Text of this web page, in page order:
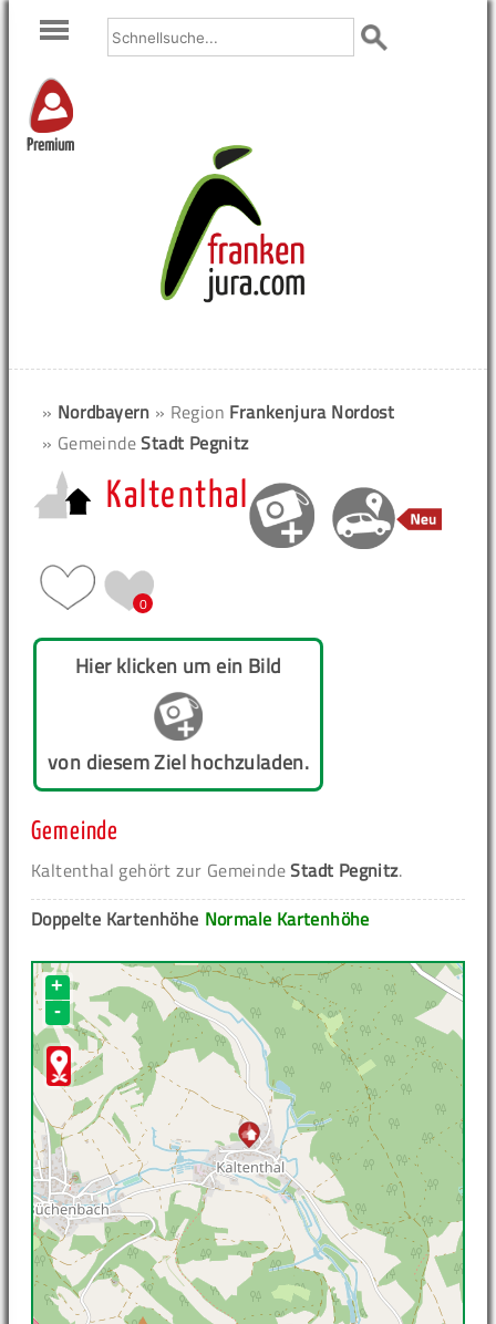
Premium
» Nordbayern » Region Frankenjura Nordost
» GemeindeStadt Pegnitz
Kaltenthal
0
Hier klicken um ein Bild
von diesem Ziel hochzuladen.
Gemeinde
Kaltenthal gehört zur GemeindeStadt Pegnitz.
Normale Kartenhöhe
Doppelte Kartenhöhe
+
-